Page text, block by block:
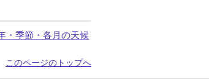
・季節・各月の天候
このページのトップへ